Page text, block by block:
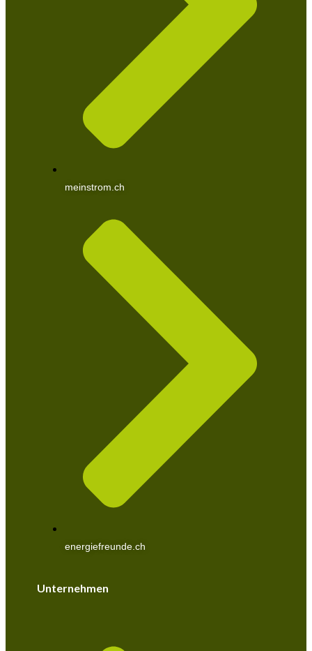
meinstrom.ch
energiefreunde.ch
Unternehmen